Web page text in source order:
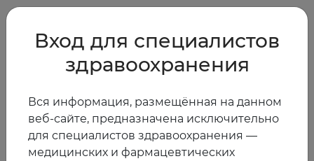
Вход для специалистов
здравоохранения
Вся информация, размещённая на данном
веб-сайте, предназначена исключительно
для специалистов здравоохранения —
медицинских и фармацевтических